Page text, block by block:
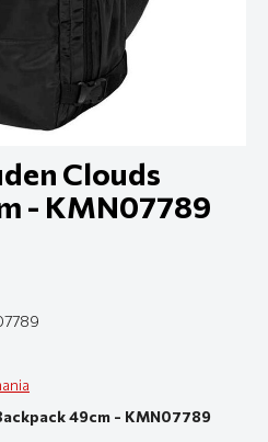
Clouds
- KMN07789
49cm - KMN07789